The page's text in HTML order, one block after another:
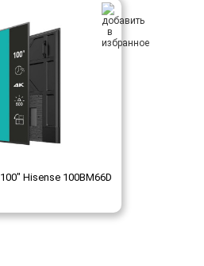
Hisense 100BM66D